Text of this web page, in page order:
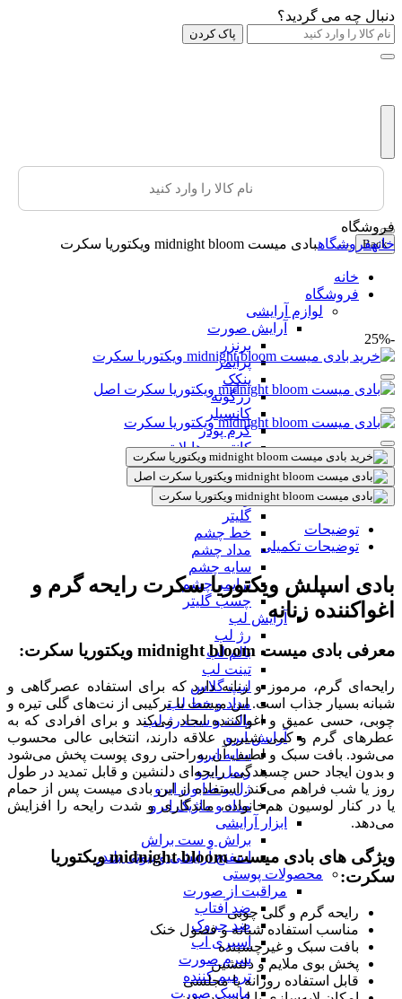
دنبال چه می گردید؟
پاک کردن
Back
خانه
فروشگاه
لوازم آرایشی
آرایش صورت
برنزر
پرایمر
پنکک
رژگونه
کانسیلر
کرم پودر
کانتور و هایلایتر
اسپری و پودر فیکس
آرایش چشم
ریمل
گلیتر
خط چشم
مداد چشم
سایه چشم
پرایمر چشم
چسب گلیتر
آرایش لب
رژ لب
بالم لب
تینت لب
لیپ گلاس
مداد و خط لب
پالت و ست رژ لب
آرایش ابرو
سایه ابرو
ریمل ابرو
ژل و صابون ابرو
مداد و ماژیک ابرو
ابزار آرایشی
براش و ست براش
اسفنج آرایشی و بیوتی بلندر
محصولات پوستی
مراقبت از صورت
ضد آفتاب
ضد چروک
اسپری آب
سرم صورت
ترمیم کننده
ماسک صورت
فروشگاه
خانهفروشگاهبادی میست midnight bloom ویکتوریا سکرت
-25%
توضیحات
توضیحات تکمیلی
بادی اسپلش ویکتوریا سکرت رایحه گرم و
اغواکننده زنانه
معرفی بادی میست midnight bloom ویکتوریا سکرت:
رایحه‌ای گرم، مرموز و زنانه دارد که برای استفاده عصرگاهی و
شبانه بسیار جذاب است. این میست با ترکیبی از نت‌های گلی تیره و
چوبی، حسی عمیق و اغواکننده ایجاد می‌کند و برای افرادی که به
عطرهای گرم و کمی شیرین علاقه دارند، انتخابی عالی محسوب
می‌شود. بافت سبک و لطیف آن به‌راحتی روی پوست پخش می‌شود
و بدون ایجاد حس چسبندگی، رایحه‌ای دلنشین و قابل تمدید در طول
روز یا شب فراهم می‌کند. استفاده از این بادی میست پس از حمام
یا در کنار لوسیون هم‌خانواده، ماندگاری و شدت رایحه را افزایش
می‌دهد.
ویژگی های بادی میست midnight bloom ویکتوریا
سکرت:
رایحه گرم و گلی چوبی
مناسب استفاده شبانه و فصول خنک
بافت سبک و غیرچسبنده
پخش بوی ملایم و دلنشین
قابل استفاده روزانه یا مجلسی